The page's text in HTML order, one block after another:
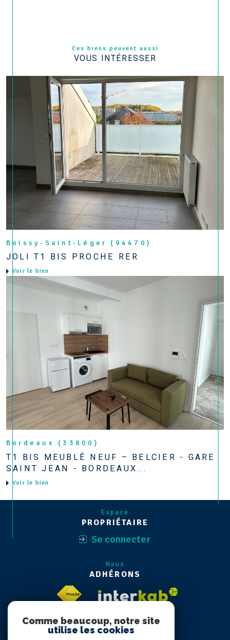
Ces biens peuvent aussi
VOUS INTÉRESSER
Boissy-Saint-Léger (94470)
JOLI T1 BIS PROCHE RER
Voir le bien
Bordeaux (33800)
T1 BIS MEUBLÉ NEUF – BELCIER - GARE
SAINT JEAN - BORDEAUX...
Voir le bien
Espace
PROPRIÉTAIRE
Se connecter
Nous
ADHÉRONS
Comme beaucoup, notre site
utilise les cookies